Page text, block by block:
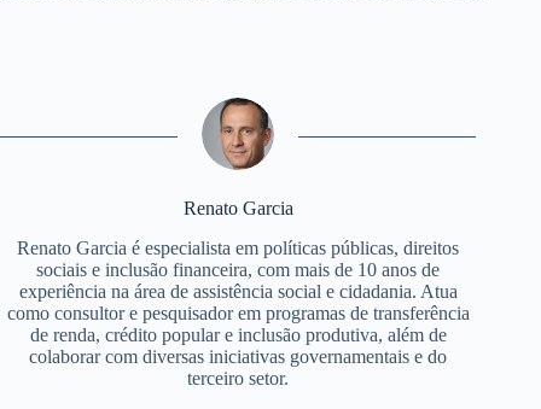
Renato Garcia
Renato Garcia é especialista em políticas públicas, direitos
sociais e inclusão financeira, com mais de 10 anos de
experiência na área de assistência social e cidadania. Atua
como consultor e pesquisador em programas de transferência
de renda, crédito popular e inclusão produtiva, além de
colaborar com diversas iniciativas governamentais e do
terceiro setor.